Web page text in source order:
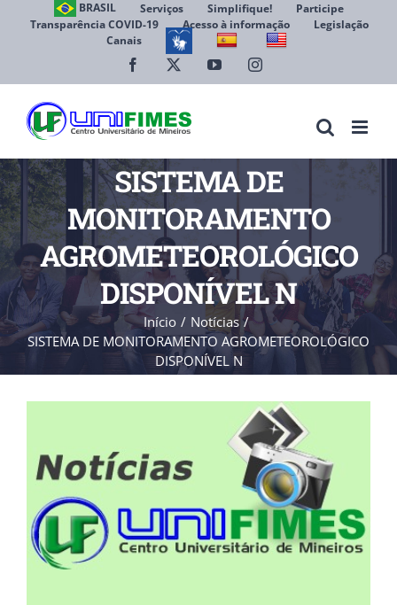
BRASIL Serviços Simplifique!
Participe
Transparência COVID-19
Acesso à informação
Legislação
Canais
Facebook YouTubeInstagram
SISTEMA DE
MONITORAMENTO
AGROMETEOROLÓGICO
DISPONÍVEL N
Início
Notícias
SISTEMA DE MONITORAMENTO AGROMETEOROLÓGICO
DISPONÍVEL N